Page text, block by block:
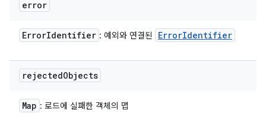
error
ErrorIdentifier : 예외와 연결된 ErrorIdentifier
rejectedObjects
Map : 로드에 실패한 객체의 맵